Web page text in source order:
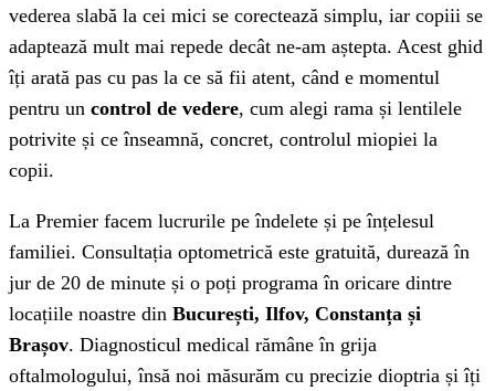
vederea slabă la cei mici se corectează simplu, iar copiii se
adaptează mult mai repede decât ne-am aștepta. Acest ghid
îți arată pas cu pas la ce să fii atent, când e momentul
pentru un control de vedere, cum alegi rama și lentilele
potrivite și ce înseamnă, concret, controlul miopiei la
copii.
La Premier facem lucrurile pe îndelete și pe înțelesul
familiei. Consultația optometrică este gratuită, durează în
jur de 20 de minute și o poți programa în oricare dintre
locațiile noastre din București, Ilfov, Constanța și
Brașov. Diagnosticul medical rămâne în grija
oftalmologului, însă noi măsurăm cu precizie dioptria și îți